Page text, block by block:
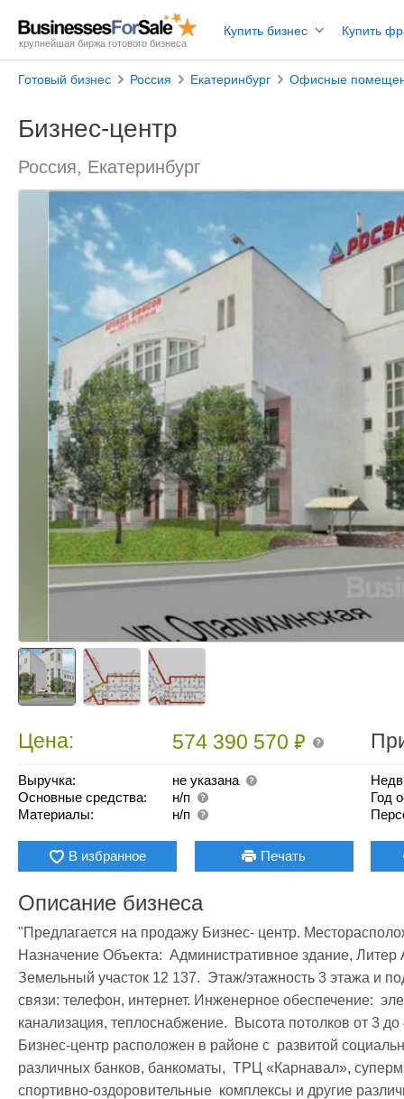
крупнейшая биржа готового бизнеса
Купить бизнес Купить
Готовый бизнес Россия Екатеринбург Офисные
Бизнес-центр
Россия, Екатеринбург
Цена: 574 390 570₽
Выручка:
не указана
Основные средства:
н/п
Материалы:
н/п
Год
В избранное Печать
Описание бизнеса
"Предлагается на продажу Бизнес- центр.
Назначение Объекта:  Административное здание,
Земельный участок 12 137.  Этаж/этажность 3 этажа и
связи: телефон, интернет. Инженерное обеспечение:
канализация, теплоснабжение.  Высота потолков от 3
Бизнес-центр расположен в районе с  развитой
различных банков, банкоматы,  ТРЦ «Карнавал»,
спортивно-оздоровительные  комплексы и другие